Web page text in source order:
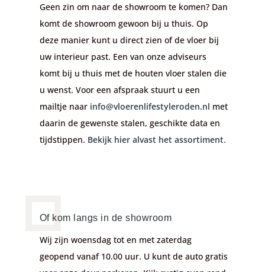
Geen zin om naar de showroom te komen? Dan
komt de showroom gewoon bij u thuis. Op
deze manier kunt u direct zien of de vloer bij
uw interieur past. Een van onze adviseurs
komt bij u thuis met de houten vloer stalen die
u wenst. Voor een afspraak stuurt u een
mailtje naar info@vloerenlifestyleroden.nl met
daarin de gewenste stalen, geschikte data en
tijdstippen. Bekijk hier alvast het assortiment.
Of kom langs in de showroom
Wij zijn woensdag tot en met zaterdag
geopend vanaf 10.00 uur. U kunt de auto gratis